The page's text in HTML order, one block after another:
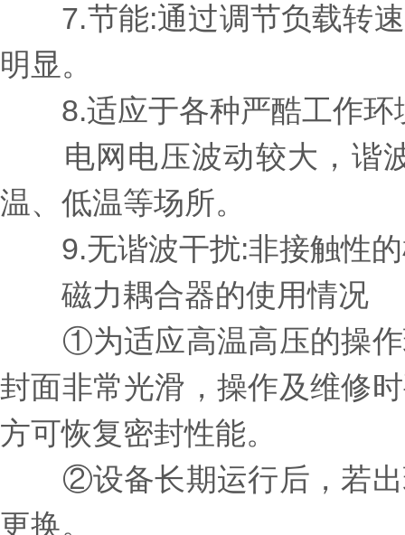
7.节能:通过调节负载转速
明显。
8.适应于各种严酷工作环
电网电压波动较大，谐波
温、低温等场所。
9.无谐波干扰:非接触性的
磁力耦合器的使用情况
①为适应高温高压的操作
封面非常光滑，操作及维修
方可恢复密封性能。
②设备长期运行后，若出
更换。